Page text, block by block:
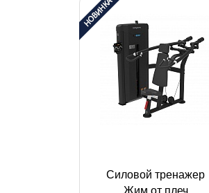
Силовой тренажер
Жим от плеч